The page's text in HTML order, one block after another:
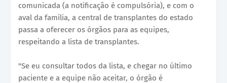
comunicada (a notificação é compulsória), e com o
aval da família, a central de transplantes do estado
passa a oferecer os órgãos para as equipes,
respeitando a lista de transplantes.
"Se eu consultar todos da lista, e chegar no último
paciente e a equipe não aceitar, o órgão é